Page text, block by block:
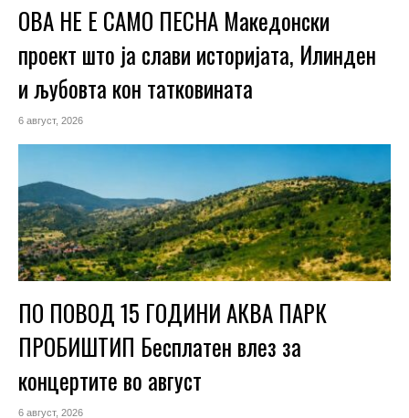
ОВА НЕ Е САМО ПЕСНА Македонски
проект што ја слави историјата, Илинден
и љубовта кон татковината
6 август, 2026
ПО ПОВОД 15 ГОДИНИ АКВА ПАРК
ПРОБИШТИП Бесплатен влез за
концертите во август
6 август, 2026